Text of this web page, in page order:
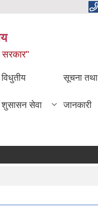
विधुतीय
शुसासन सेवा
सूचना तथा
जानकारी